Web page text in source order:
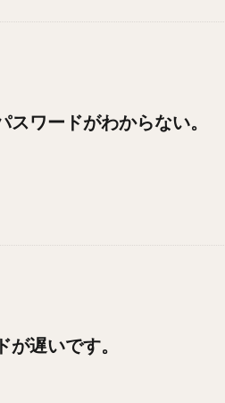
ワードがわからない。
遅いです。